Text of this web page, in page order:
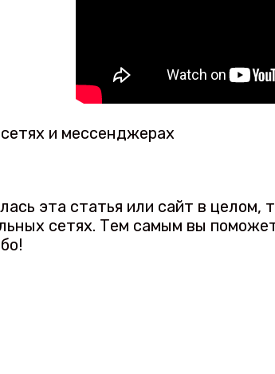
и мессенджерах
эта статья или сайт в
сетях. Тем самым вы